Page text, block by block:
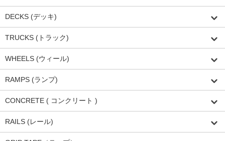
DECKS (デッキ)
TRUCKS (トラック)
WHEELS (ウィール)
RAMPS (ランプ)
CONCRETE ( コンクリート )
RAILS (レール)